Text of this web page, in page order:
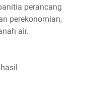
perancang
perekonomian,
air.